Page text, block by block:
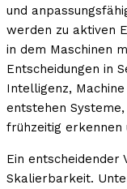
und
werden zu aktiven
in dem Maschinen
Entscheidungen in
Intelligenz,
entstehen
frühzeitig erkennen
Ein
Skalierbarkeit.